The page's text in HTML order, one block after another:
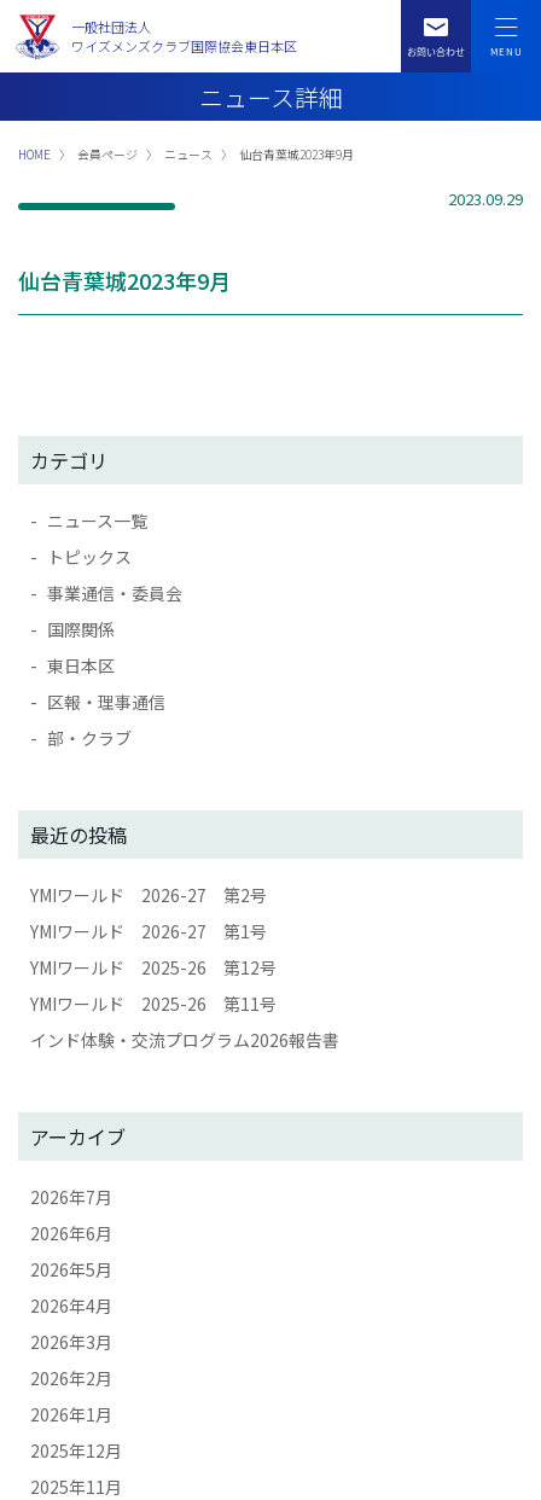
一般社団法人
ワイズメンズクラブ国際協会東日本区
ニュース詳細
HOME 会員ページ ニュース 仙台青葉城2023年9月
2023.09.29
仙台青葉城2023年9月
カテゴリ
ニュース一覧
トピックス
事業通信・委員会
国際関係
東日本区
区報・理事通信
部・クラブ
最近の投稿
YMIワールド 2026-27 第2号
YMIワールド 2026-27 第1号
YMIワールド 2025-26 第12号
YMIワールド 2025-26 第11号
インド体験・交流プログラム2026報告書
アーカイブ
2026年7月
2026年6月
2026年5月
2026年4月
2026年3月
2026年2月
2026年1月
2025年12月
2025年11月